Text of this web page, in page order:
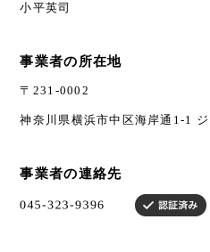
小平英司
事業者の所在地
〒231-0002
神奈川県横浜市中区海岸通1-1
事業者の連絡先